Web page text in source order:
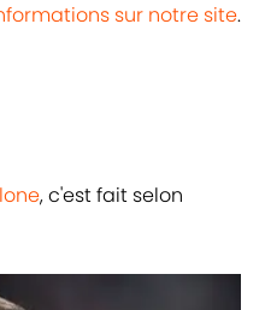
sur notre site.
, c'est fait selon